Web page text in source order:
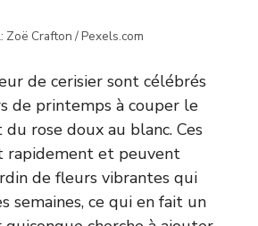
Zoë Crafton / Pexels.com
de cerisier sont célébrés
de printemps à couper le
rose doux au blanc. Ces
rapidement et peuvent
de fleurs vibrantes qui
semaines, ce qui en fait un